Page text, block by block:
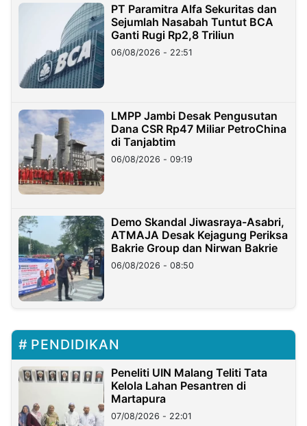
PT Paramitra Alfa Sekuritas dan
Sejumlah Nasabah Tuntut BCA
Ganti Rugi Rp2,8 Triliun
06/08/2026 - 22:51
LMPP Jambi Desak Pengusutan
Dana CSR Rp47 Miliar PetroChina
di Tanjabtim
06/08/2026 - 09:19
Demo Skandal Jiwasraya-Asabri,
ATMAJA Desak Kejagung Periksa
Bakrie Group dan Nirwan Bakrie
06/08/2026 - 08:50
PENDIDIKAN
Peneliti UIN Malang Teliti Tata
Kelola Lahan Pesantren di
Martapura
07/08/2026 - 22:01